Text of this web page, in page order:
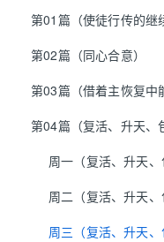
第02篇（同心合意）